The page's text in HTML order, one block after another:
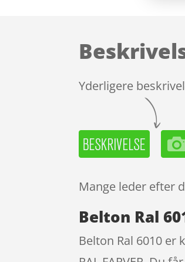
Yderligere
Mange leder efter
Belton Ral
Belton Ral 6010 er